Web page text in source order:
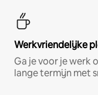
Werkvriendelijke
Ga je voor je werk
lange termijn met